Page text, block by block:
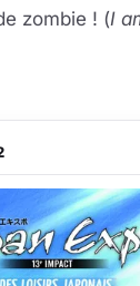
zombie ! (I